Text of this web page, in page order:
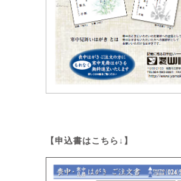
【申込書はこちら↓】